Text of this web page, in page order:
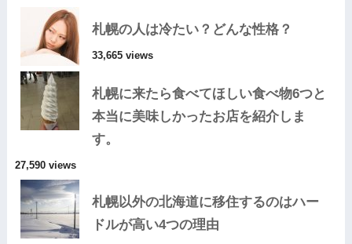
札幌の人は冷たい？どんな性格？
33,665 views
札幌に来たら食べてほしい食べ物6つと
本当に美味しかったお店を紹介しま
す。
27,590 views
札幌以外の北海道に移住するのはハー
ドルが高い4つの理由